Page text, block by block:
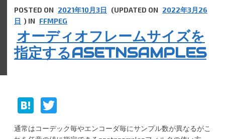
オーディオフレームサイズを
指定するASETNSAMPLES
POSTED ON 2021年10月3日 (UPDATED ON 2022年3月26
日 ) IN FFMPEG
H
at
w
通常はコーデック毎やエンコーダ毎にサンプル数が異なるがこ